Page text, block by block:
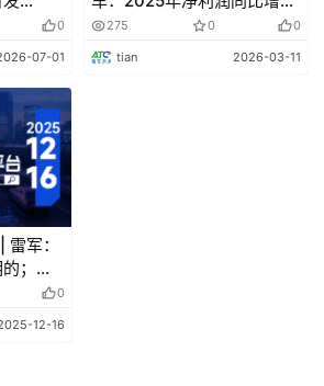
的实施标志着中国动力电池安全进入
心价值不仅在于技术指标的提升，
重构，推动固态电池、智能热管理等
这一标准的落地，将为全球新能源汽车
量产 0
07-01
约54%；理想又一负责人离
职
275 0 0
tian 2026-03-11
军：
；广
测基 0
12-16